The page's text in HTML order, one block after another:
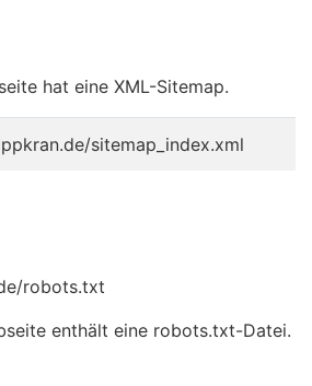
hat eine XML-Sitemap.
sitemap_index.xml
robots.txt
enthält eine robots.txt-Datei.